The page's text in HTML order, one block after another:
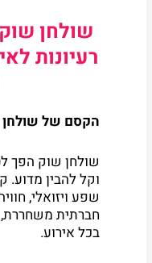
הגדלת גופן
הוסף קו תחתון לקישורים
סמן קישורים
שולחן
רעיונות
הקסם של שולחן
שולחן שוק הפך
וקל להבין מדוע.
שפע ויזואלי,
חברתית משחררת,
בכל אירוע.